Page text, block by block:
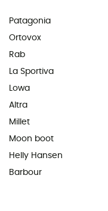
Patagonia
Ortovox
Rab
La Sportiva
Lowa
Altra
Millet
Moon boot
Helly Hansen
Barbour